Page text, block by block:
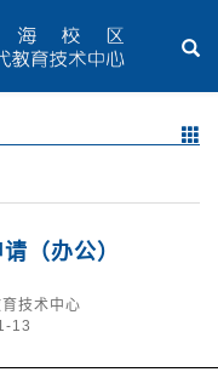
（办公）
技术中心
13